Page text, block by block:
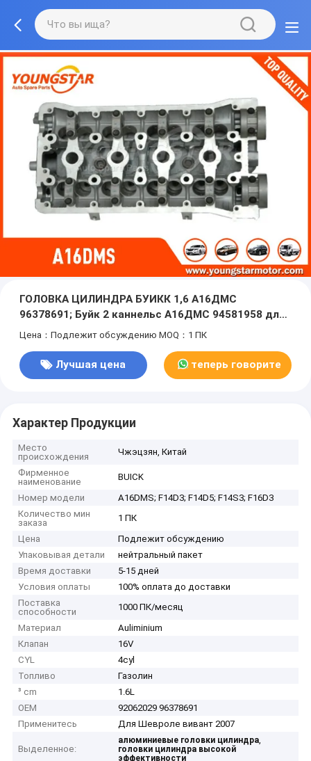
ГОЛОВКА ЦИЛИНДРА БУИКК 1,6 А16ДМС
96378691; Буйк 2 каннельс А16ДМС 94581958 для
для Шевроле вивант 2007
Цена：Подлежит обсуждению MOQ：1 ПК
Лучшая цена теперь говорите
Характер Продукции
Место
происхождения
Чжэцзян, Китай
Фирменное
наименование
BUICK
Номер модели
A16DMS; F14D3; F14D5; F14S3; F16D3
Количество мин
заказа
1 ПК
Цена
Подлежит обсуждению
Упаковывая детали
нейтральный пакет
Время доставки
5-15 дней
Условия оплаты
100% оплата до доставки
Поставка
способности
1000 ПК/месяц
Материал
Auliminium
Клапан
16V
CYL
4cyl
Топливо
Газолин
³ cm
1.6L
OEM
92062029 96378691
Применитесь
Для Шевроле вивант 2007
Выделенное:
алюминиевые головки цилиндра,
головки цилиндра высокой
эффективности